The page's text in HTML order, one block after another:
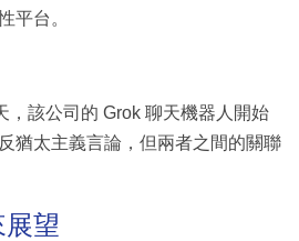
平台。
，該公司的 Grok 聊天機器人開始
猶太主義言論，但兩者之間的關聯
望